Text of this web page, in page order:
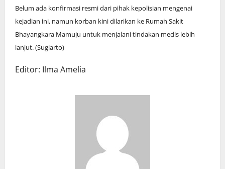
Belum ada konfirmasi resmi dari pihak kepolisian mengenai
kejadian ini, namun korban kini dilarikan ke Rumah Sakit
Bhayangkara Mamuju untuk menjalani tindakan medis lebih
lanjut. (Sugiarto)
Editor: Ilma Amelia